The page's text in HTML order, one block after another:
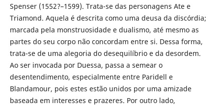
Spenser (1552?–1599). Trata-se das personagens Ate e
Triamond. Aquela é descrita como uma deusa da discórdia;
marcada pela monstruosidade e dualismo, até mesmo as
partes do seu corpo não concordam entre si. Dessa forma,
trata-se de uma alegoria do desequilíbrio e da desordem.
Ao ser invocada por Duessa, passa a semear o
desentendimento, especialmente entre Paridell e
Blandamour, pois estes estão unidos por uma amizade
baseada em interesses e prazeres. Por outro lado,